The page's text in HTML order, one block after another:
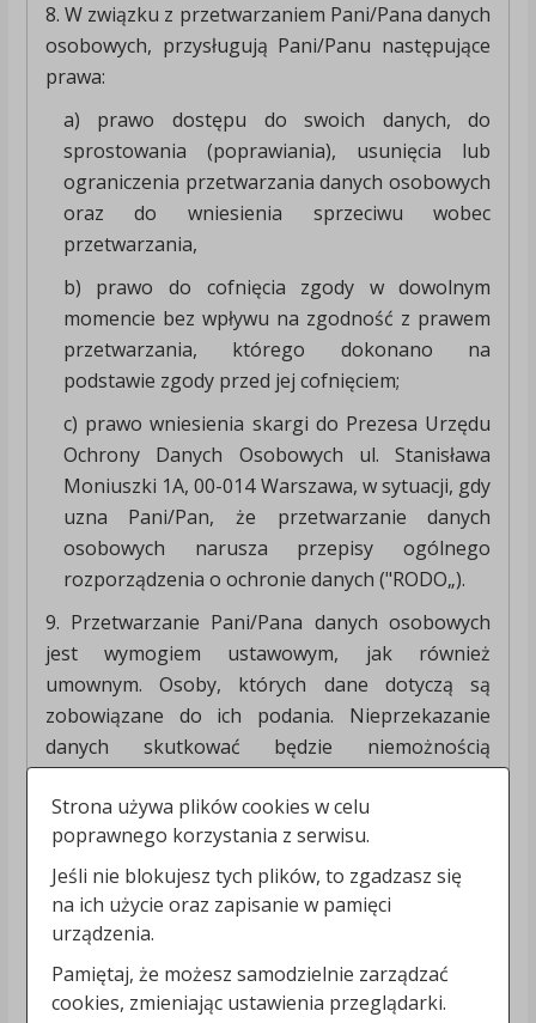
8. W związku z przetwarzaniem Pani/Pana danych
osobowych, przysługują Pani/Panu następujące
prawa:
a) prawo dostępu do swoich danych, do
sprostowania (poprawiania), usunięcia lub
ograniczenia przetwarzania danych osobowych
oraz do wniesienia sprzeciwu wobec
przetwarzania,
b) prawo do cofnięcia zgody w dowolnym
momencie bez wpływu na zgodność z prawem
przetwarzania, którego dokonano na
podstawie zgody przed jej cofnięciem;
c) prawo wniesienia skargi do Prezesa Urzędu
Ochrony Danych Osobowych ul. Stanisława
Moniuszki 1A, 00-014 Warszawa, w sytuacji, gdy
uzna Pani/Pan, że przetwarzanie danych
osobowych narusza przepisy ogólnego
rozporządzenia o ochronie danych ("RODO„).
9. Przetwarzanie Pani/Pana danych osobowych
jest wymogiem ustawowym, jak również
umownym. Osoby, których dane dotyczą są
zobowiązane do ich podania. Nieprzekazanie
danych skutkować będzie niemożnością
Lista wybranych kandydatów:
Pani Wioletta Baśniak
Uzasadnienie wyboru:
Strona używa plików cookies w celu
poprawnego korzystania z serwisu.
Jeśli nie blokujesz tych plików, to zgadzasz się
na ich użycie oraz zapisanie w pamięci
urządzenia.
Pamiętaj, że możesz samodzielnie zarządzać
cookies, zmieniając ustawienia przeglądarki.